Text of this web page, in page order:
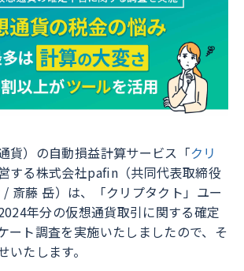
貨）の自動損益計算サービス「クリ
する株式会社pafin（共同代表取締役
斎藤 岳）は、「クリプタクト」ユー
年分の仮想通貨取引に関する確定
ート調査を実施いたしましたので、そ
いたします。